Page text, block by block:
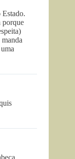
Estado.
porque